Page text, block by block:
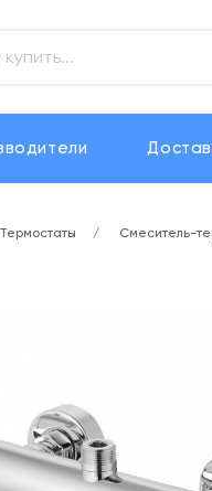
Термостаты Смеситель-